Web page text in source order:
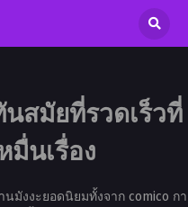
สมัยที่รวดเร็วที่
มื่นเรื่อง
นมังงะยอดนิยมทั้งจาก comico กา